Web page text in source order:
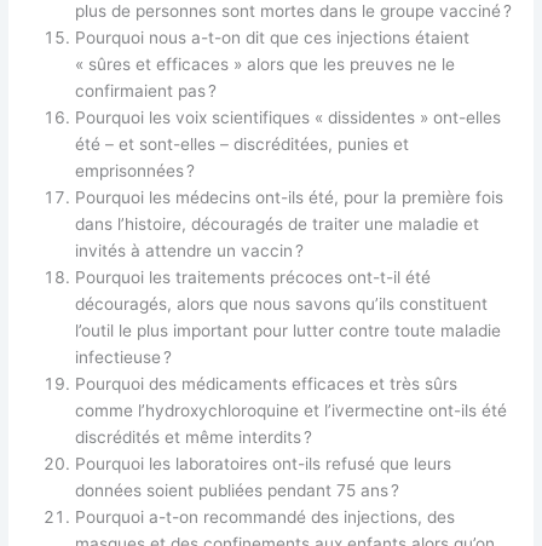
plus de personnes sont mortes dans le groupe vacciné ?
Pourquoi nous a-t-on dit que ces injections étaient
« sûres et efficaces » alors que les preuves ne le
confirmaient pas ?
Pourquoi les voix scientifiques « dissidentes » ont-elles
été – et sont-elles – discréditées, punies et
emprisonnées ?
Pourquoi les médecins ont-ils été, pour la première fois
dans l’histoire, découragés de traiter une maladie et
invités à attendre un vaccin ?
Pourquoi les traitements précoces ont-t-il été
découragés, alors que nous savons qu’ils constituent
l’outil le plus important pour lutter contre toute maladie
infectieuse ?
Pourquoi des médicaments efficaces et très sûrs
comme l’hydroxychloroquine et l’ivermectine ont-ils été
discrédités et même interdits ?
Pourquoi les laboratoires ont-ils refusé que leurs
données soient publiées pendant 75 ans ?
Pourquoi a-t-on recommandé des injections, des